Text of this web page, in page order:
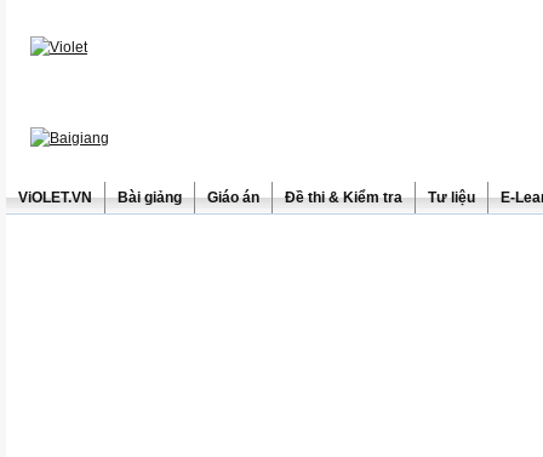
ViOLET.VN Bài giảng Giáo án Đề thi & Kiểm tra Tư liệu E-